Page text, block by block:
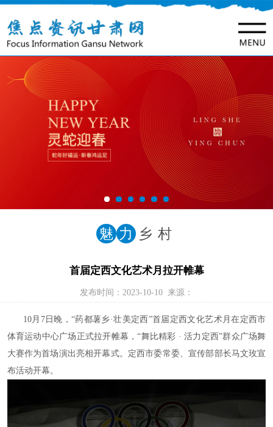
魅 力 乡村
首届定西文化艺术月拉开帷幕
发布时间：2023-10-10 来源：
10月7日晚，“药都薯乡·壮美定西”首届定西文化艺术月在定西市
体育运动中心广场正式拉开帷幕，“舞比精彩 · 活力定西”群众广场舞
大赛作为首场演出亮相开幕式。定西市委常委、宣传部部长马文玫宣
布活动开幕。